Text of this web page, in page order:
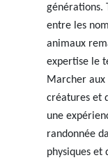
générations.
entre les
animaux
expertise le
Marcher aux
créatures et
une
randonnée
physiques et